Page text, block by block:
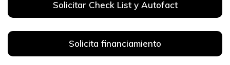
Solicitar Check List y Autofact
Solicita financiamiento